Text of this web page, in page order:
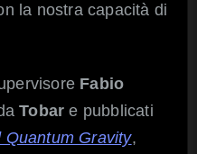
la nostra capacità di
Fabio
Tobare pubblicati
Quantum Gravity,